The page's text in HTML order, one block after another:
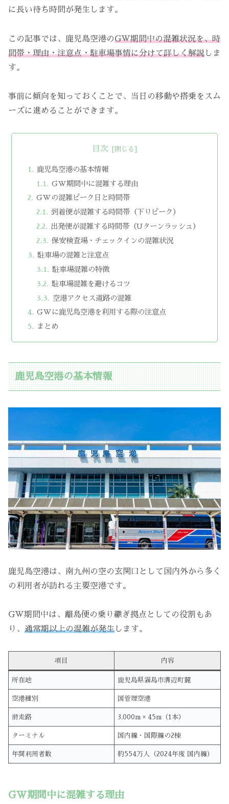
に長い待ち時間が発生します。
この記事では、鹿児島空港のGW期間中の混雑状況を、時
間帯・理由・注意点・駐車場事情に分けて詳しく解説しま
す。
事前に傾向を知っておくことで、当日の移動や搭乗をスム
ーズに進めることができます。
目次
鹿児島空港の基本情報
GW期間中に混雑する理由
GWの混雑ピーク日と時間帯
到着便が混雑する時間帯（下りピーク）
出発便が混雑する時間帯（Uターンラッシュ）
保安検査場・チェックインの混雑状況
駐車場の混雑と注意点
駐車場混雑の特徴
駐車場混雑を避けるコツ
空港アクセス道路の混雑
GWに鹿児島空港を利用する際の注意点
まとめ
鹿児島空港の基本情報
鹿児島空港は、南九州の空の玄関口として国内外から多く
の利用者が訪れる主要空港です。
GW期間中は、離島便の乗り継ぎ拠点としての役割もあ
り、 通常期以上の混雑が発生 します。
項目 内容
所在地 鹿児島県霧島市溝辺町麓
空港種別 国管理空港
滑走路 3,000m × 45m（1本）
ターミナル 国内線・国際線の2棟
年間利用者数 約554万人（2024年度 国内線）
GW期間中に混雑する理由